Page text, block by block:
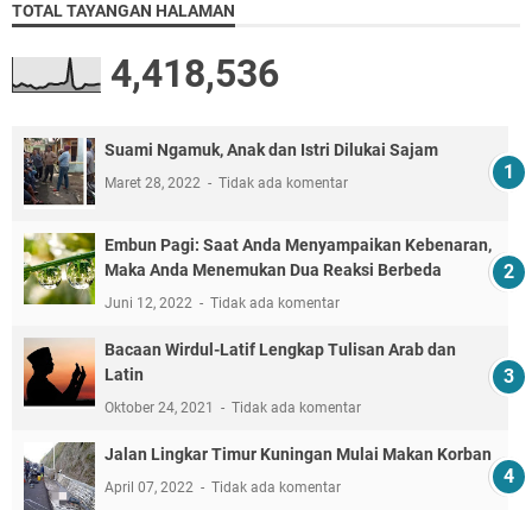
TOTAL TAYANGAN HALAMAN
4,418,536
Suami Ngamuk, Anak dan Istri Dilukai Sajam
Maret 28, 2022 Tidak ada komentar
Embun Pagi: Saat Anda Menyampaikan Kebenaran,
Maka Anda Menemukan Dua Reaksi Berbeda
Juni 12, 2022 Tidak ada komentar
Bacaan Wirdul-Latif Lengkap Tulisan Arab dan
Latin
Oktober 24, 2021 Tidak ada komentar
Jalan Lingkar Timur Kuningan Mulai Makan Korban
April 07, 2022 Tidak ada komentar